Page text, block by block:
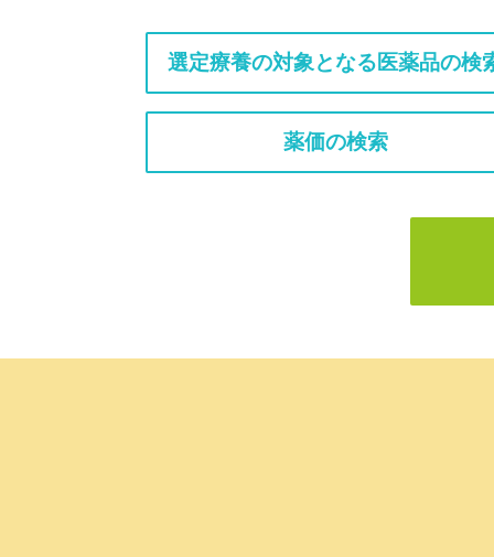
選定療養の対象となる医薬品の検
薬価の検索